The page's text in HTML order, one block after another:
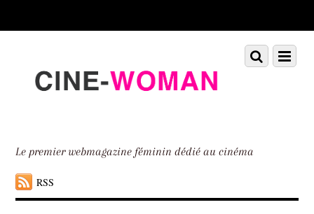
down
Le premier webmagazine féminin dédié au cinéma
RSS
Menu
Scroll
down